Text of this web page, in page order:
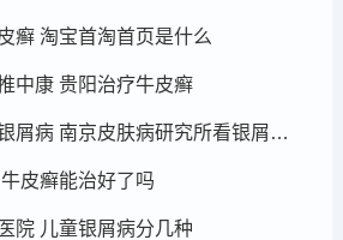
癣 淘宝首淘首页是什么
中康 贵阳治疗牛皮癣
南京皮肤病研究所银屑病 南京皮肤病研究所看银屑病哪个医生厉害
皮癣能治好了吗
院 儿童银屑病分几种